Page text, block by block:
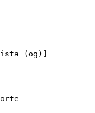
(og)]